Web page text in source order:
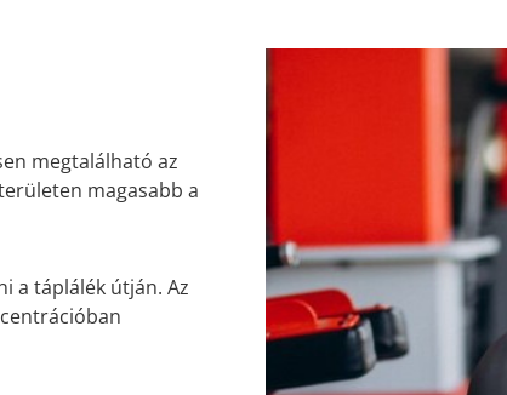
megtalálható az
magasabb a
a táplálék útján. Az